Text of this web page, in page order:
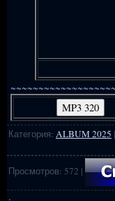
Категория: ALBUM 2025
Просмотров: 572 |
·